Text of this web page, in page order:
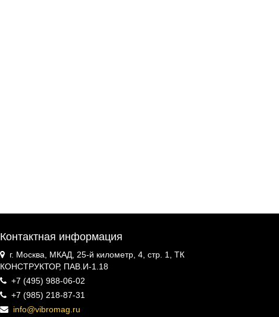
Контактная информация
г. Москва, МКАД, 25-й километр, 4, стр. 1, ТК
КОНСТРУКТОР, ПАВ.И-1.18
+7 (495) 988-06-02
+7 (985) 218-87-31
info@vibromag.ru